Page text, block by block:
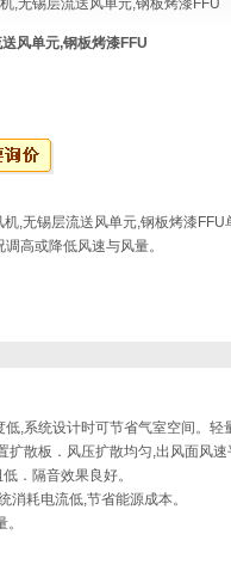
,无锡层流送风单元,钢板烤漆FFU
风单元,钢板烤漆FFU
机,无锡层流送风单元,钢板烤漆
高或降低风速与风量。
,系统设计时可节省气室空间。轻
散板．风压扩散均匀,出风面风速
．隔音效果良好。
耗电流低,节省能源成本。